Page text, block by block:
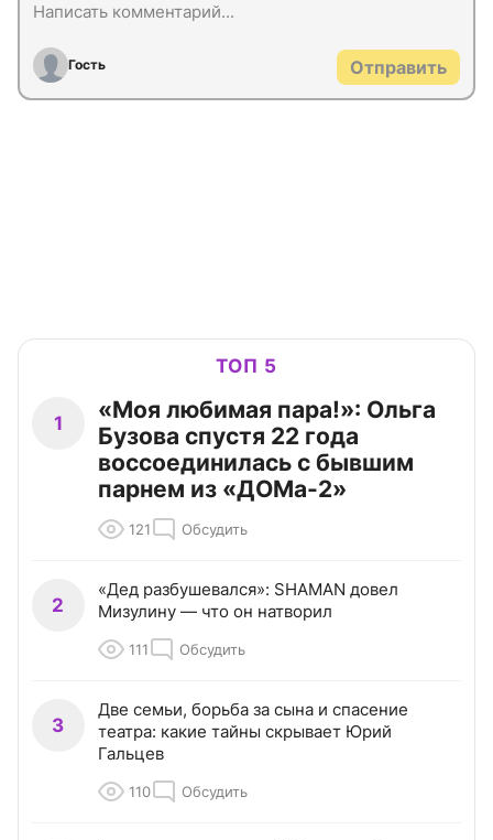
Гость Отправить
ТОП 5
1
«Моя любимая пара!»: Ольга
Бузова спустя 22 года
воссоединилась с бывшим
парнем из «ДОМа-2»
121 Обсудить
2
«Дед разбушевался»: SHAMAN довел
Мизулину — что он натворил
111 Обсудить
3
Две семьи, борьба за сына и спасение
театра: какие тайны скрывает Юрий
Гальцев
110 Обсудить